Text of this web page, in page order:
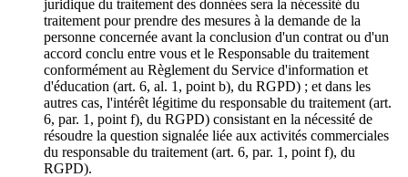
juridique du traitement des données sera la nécessité du
traitement pour prendre des mesures à la demande de la
personne concernée avant la conclusion d'un contrat ou d'un
accord conclu entre vous et le Responsable du traitement
conformément au Règlement du Service d'information et
d'éducation (art. 6, al. 1, point b), du RGPD) ; et dans les
autres cas, l'intérêt légitime du responsable du traitement (art.
6, par. 1, point f), du RGPD) consistant en la nécessité de
résoudre la question signalée liée aux activités commerciales
du responsable du traitement (art. 6, par. 1, point f), du
RGPD).